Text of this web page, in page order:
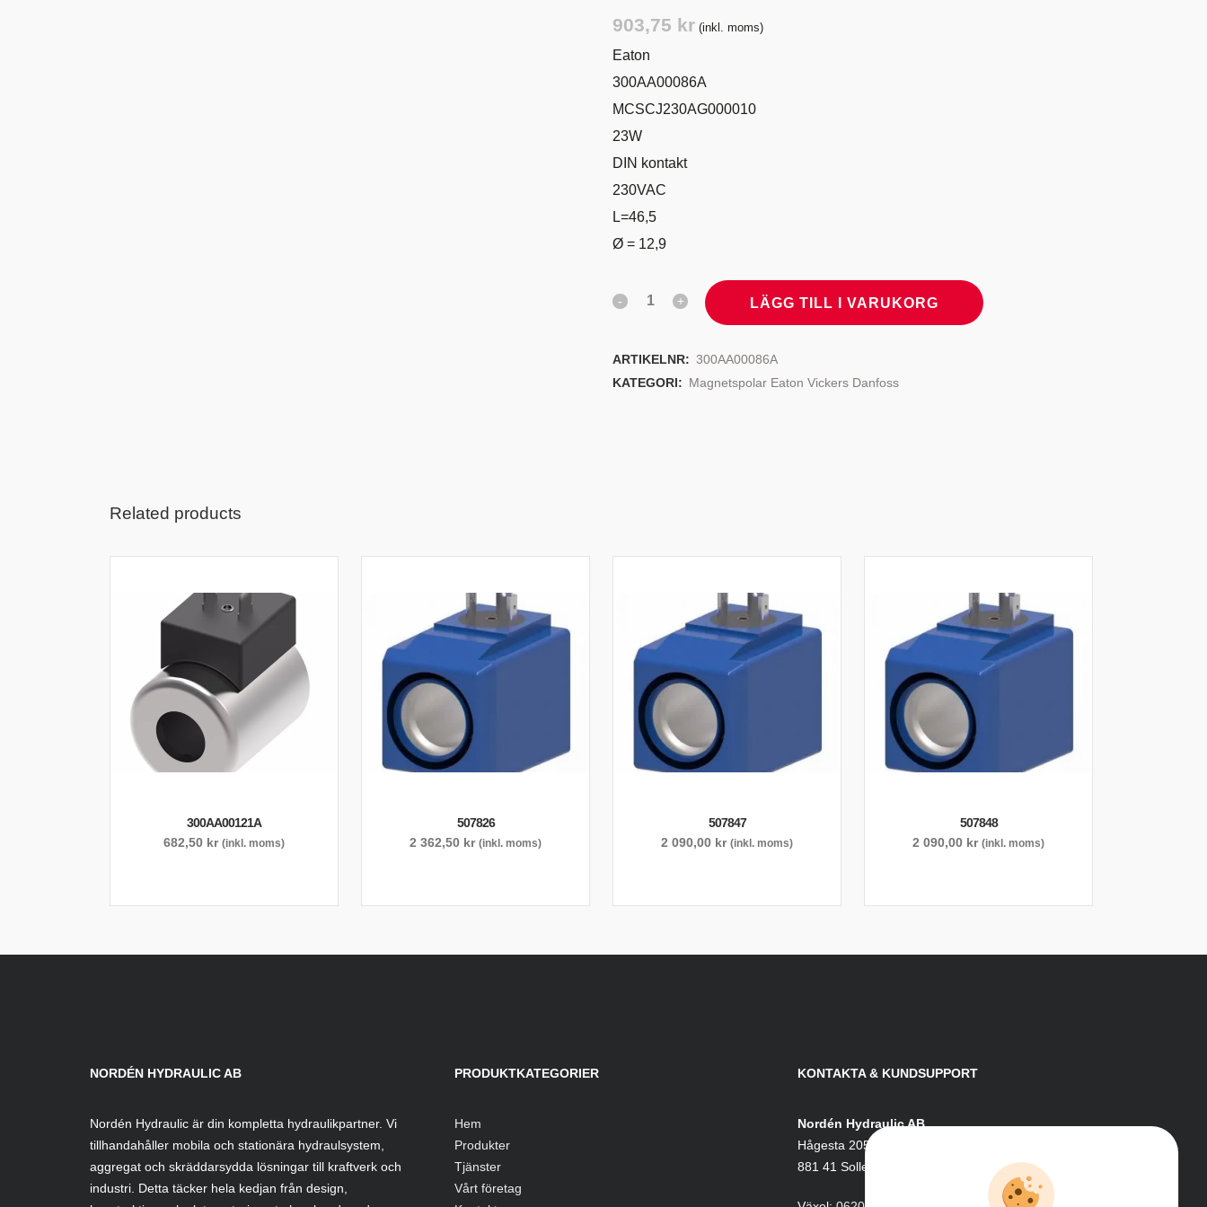
903,75 kr (inkl. moms)
Eaton
300AA00086A
MCSCJ230AG000010
23W
DIN kontakt
230VAC
L=46,5
Ø = 12,9
LÄGG TILL I VARUKORG
ARTIKELNR: 300AA00086A
KATEGORI: Magnetspolar Eaton Vickers Danfoss
Related products
300AA00121A
682,50 kr (inkl. moms)
507826
2 362,50 kr (inkl. moms)
507847
2 090,00 kr (inkl. moms)
507848
2 090,00 kr (inkl. moms)
NORDÉN HYDRAULIC AB
Nordén Hydraulic är din kompletta hydraulikpartner. Vi
tillhandahåller mobila och stationära hydraulsystem,
aggregat och skräddarsydda lösningar till kraftverk och
industri. Detta täcker hela kedjan från design,
PRODUKTKATEGORIER
Hem
Produkter
Tjänster
Vårt företag
KONTAKTA & KUNDSUPPORT
Nordén Hydraulic AB
Hågesta 205
881 41 Sollefteå